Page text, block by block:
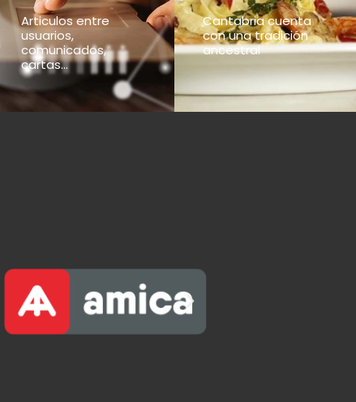
Articulos entre
usuarios,
comunicados,
cartas...
Cantabria cuenta
con una tradición
ancestral